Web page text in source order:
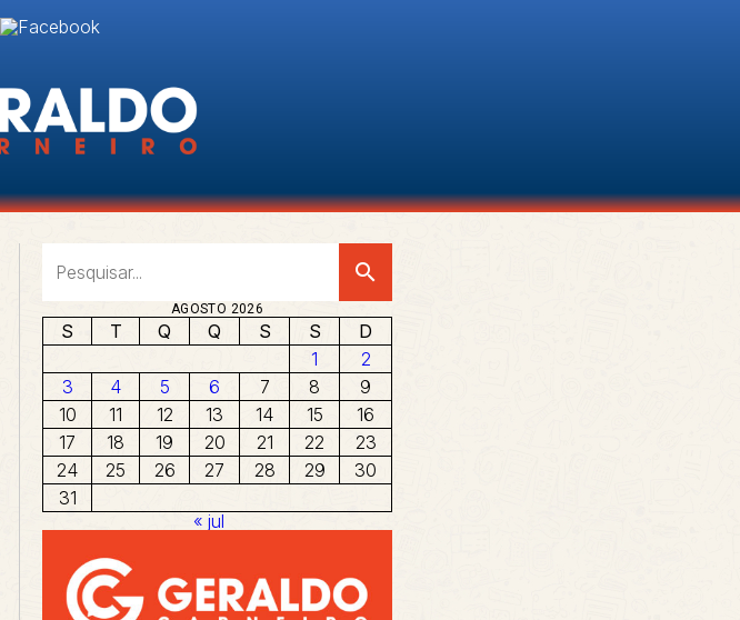
search
AGOSTO 2026
S T Q Q S S
D
1
2
3
4 5 6 7 8
9
10
11 12 13 14 15
16
17
18 19 20 21 22
23
24
25 26 27 28 29
30
31
« jul